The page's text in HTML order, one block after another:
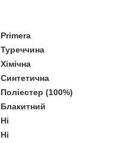
Primera
Туреччина
Хімічна
Синтетична
Поліестер (100%)
Блакитний
Ні
Ні